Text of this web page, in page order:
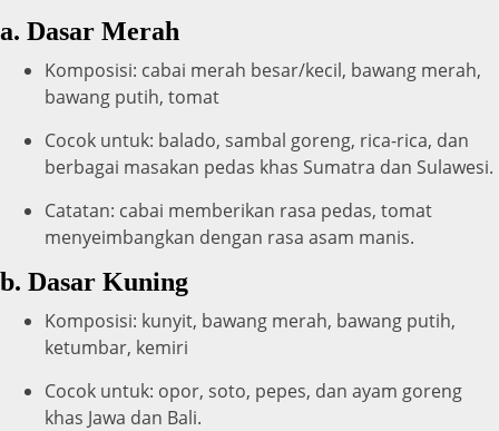
a. Dasar Merah
Komposisi: cabai merah besar/kecil, bawang merah,
bawang putih, tomat
Cocok untuk: balado, sambal goreng, rica-rica, dan
berbagai masakan pedas khas Sumatra dan Sulawesi.
Catatan: cabai memberikan rasa pedas, tomat
menyeimbangkan dengan rasa asam manis.
b. Dasar Kuning
Komposisi: kunyit, bawang merah, bawang putih,
ketumbar, kemiri
Cocok untuk: opor, soto, pepes, dan ayam goreng
khas Jawa dan Bali.